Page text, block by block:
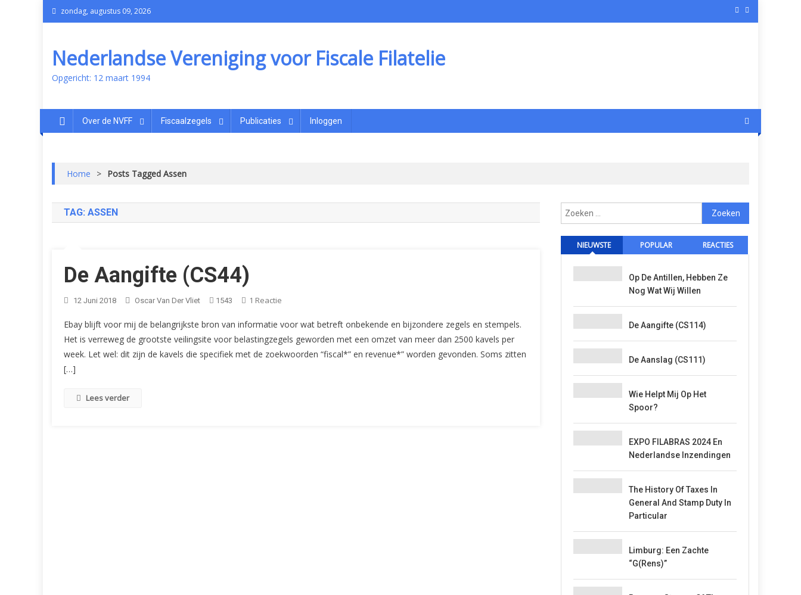
zondag, augustus 09, 2026
Nederlandse Vereniging voor Fiscale Filatelie
Opgericht: 12 maart 1994
Over de NVFF Fiscaalzegels Publicaties Inloggen
Home > Posts Tagged Assen
TAG: ASSEN
De Aangifte (CS44)
12 Juni 2018 Oscar Van Der Vliet 1543 1 Reactie
Aangifte
(CS44)
Ebay blijft voor mij de belangrijkste bron van informatie voor wat betreft onbekende en bijzondere zegels en stempels.
Het is verreweg de grootste veilingsite voor belastingzegels geworden met een omzet van meer dan 2500 kavels per
week. Let wel: dit zijn de kavels die specifiek met de zoekwoorden “fiscal*” en revenue*” worden gevonden. Soms zitten
[…]
Lees verder
Zoeken
naar:
NIEUWSTE POPULAR REACTIES
Op De Antillen, Hebben Ze
Nog Wat Wij Willen
De Aangifte (CS114)
De Aanslag (CS111)
Wie Helpt Mij Op Het
Spoor?
EXPO FILABRAS 2024 En
Nederlandse Inzendingen
The History Of Taxes In
General And Stamp Duty In
Particular
Limburg: Een Zachte
“G(rens)”